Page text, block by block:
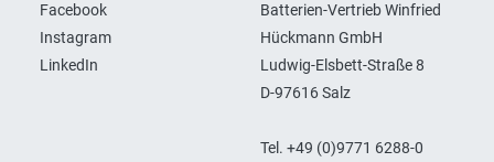
Facebook
Instagram
LinkedIn
Batterien-Vertrieb Winfried
Hückmann GmbH
Ludwig-Elsbett-Straße 8
D-97616 Salz
Tel. +49 (0)9771 6288-0